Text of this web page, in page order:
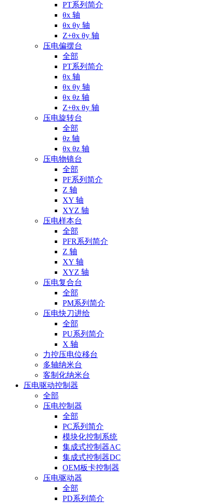
PT系列简介
θx 轴
θx θy 轴
Z+θx θy 轴
压电偏摆台
全部
PT系列简介
θx 轴
θx θy 轴
θx θz 轴
Z+θx θy 轴
压电旋转台
全部
θz 轴
θx θz 轴
压电物镜台
全部
PF系列简介
Z 轴
XY 轴
XYZ 轴
压电样本台
全部
PFR系列简介
Z 轴
XY 轴
XYZ 轴
压电复合台
全部
PM系列简介
压电快刀进给
全部
PU系列简介
X 轴
力控压电位移台
多轴纳米台
客制化纳米台
压电驱动控制器
全部
压电控制器
全部
PC系列简介
模块化控制系统
集成式控制器AC
集成式控制器DC
OEM板卡控制器
压电驱动器
全部
PD系列简介